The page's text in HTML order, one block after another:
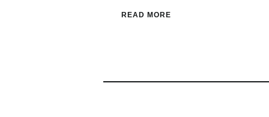
READ MORE